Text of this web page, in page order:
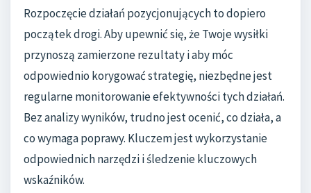
Rozpoczęcie działań pozycjonujących to dopiero
początek drogi. Aby upewnić się, że Twoje wysiłki
przynoszą zamierzone rezultaty i aby móc
odpowiednio korygować strategię, niezbędne jest
regularne monitorowanie efektywności tych działań.
Bez analizy wyników, trudno jest ocenić, co działa, a
co wymaga poprawy. Kluczem jest wykorzystanie
odpowiednich narzędzi i śledzenie kluczowych
wskaźników.